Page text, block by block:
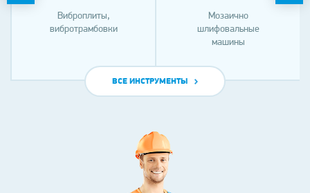
Виброплиты,
вибротрамбовки
Мозаично
шлифовальные
машины
ВСЕ ИНСТРУМЕНТЫ